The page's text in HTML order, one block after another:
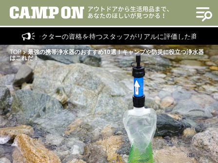
クターの資格を持つスタッフがリアルに評価した商品を紹介！
TOP>最強の携帯浄水器のおすすめ10選！キャンプや防災に役立つ浄水器
はこれだ！